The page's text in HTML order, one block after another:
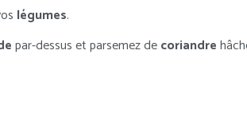
légumes.
par-dessus et parsemez decoriandre